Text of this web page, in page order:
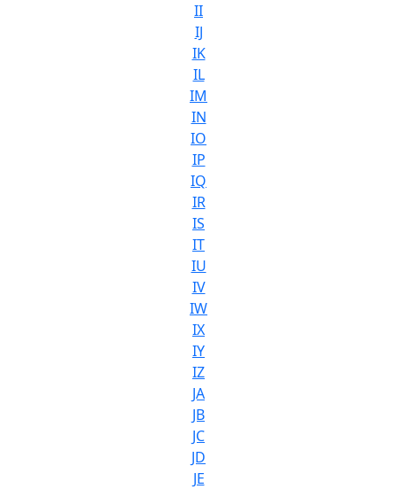
II
IJ
IK
IL
IM
IN
IO
IP
IQ
IR
IS
IT
IU
IV
IW
IX
IY
IZ
JA
JB
JC
JD
JE